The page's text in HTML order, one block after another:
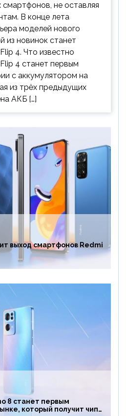
смартфонов, не оставляя
В конце лета
моделей нового
из новинок станет
4. Что известно
4 станет первым
с аккумулятором на
из трёх предыдущих
АКБ […]
выход смартфонов Redmi
8 станет первым
который получит чип